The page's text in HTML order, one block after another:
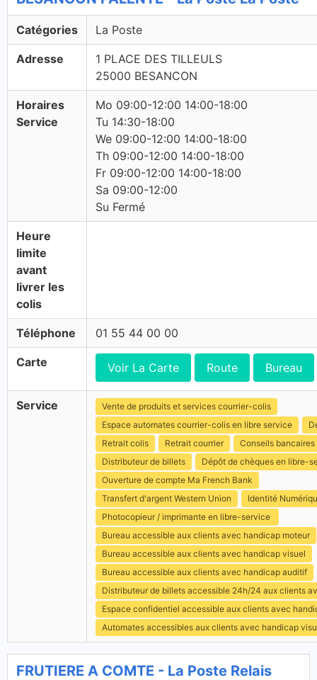
Catégories La Poste
Adresse
1 PLACE DES TILLEULS
25000 BESANCON
Horaires
Service
Mo 09:00-12:00 14:00-18:00
Tu 14:30-18:00
We 09:00-12:00 14:00-18:00
Th 09:00-12:00 14:00-18:00
Fr 09:00-12:00 14:00-18:00
Sa 09:00-12:00
Su Fermé
Heure
limite
avant
livrer les
colis
Téléphone 01 55 44 00 00
Carte Voir La Carte Route Bureau
Service
Vente de produits et services courrier-colis
Espace automates courrier-colis en libre service
Retrait colis
Retrait courrier
Conseils bancaires
Distributeur de billets
Dépôt de chèques en libre-
Ouverture de compte Ma French Bank
Transfert d'argent Western Union
Identité
Photocopieur / imprimante en libre-service
Bureau accessible aux clients avec handicap moteur
Bureau accessible aux clients avec handicap visuel
Bureau accessible aux clients avec handicap auditif
Distributeur de billets accessible 24h/24 aux clients
Espace confidentiel accessible aux clients avec
Automates accessibles aux clients avec handicap
FRUTIERE A COMTE - La Poste Relais